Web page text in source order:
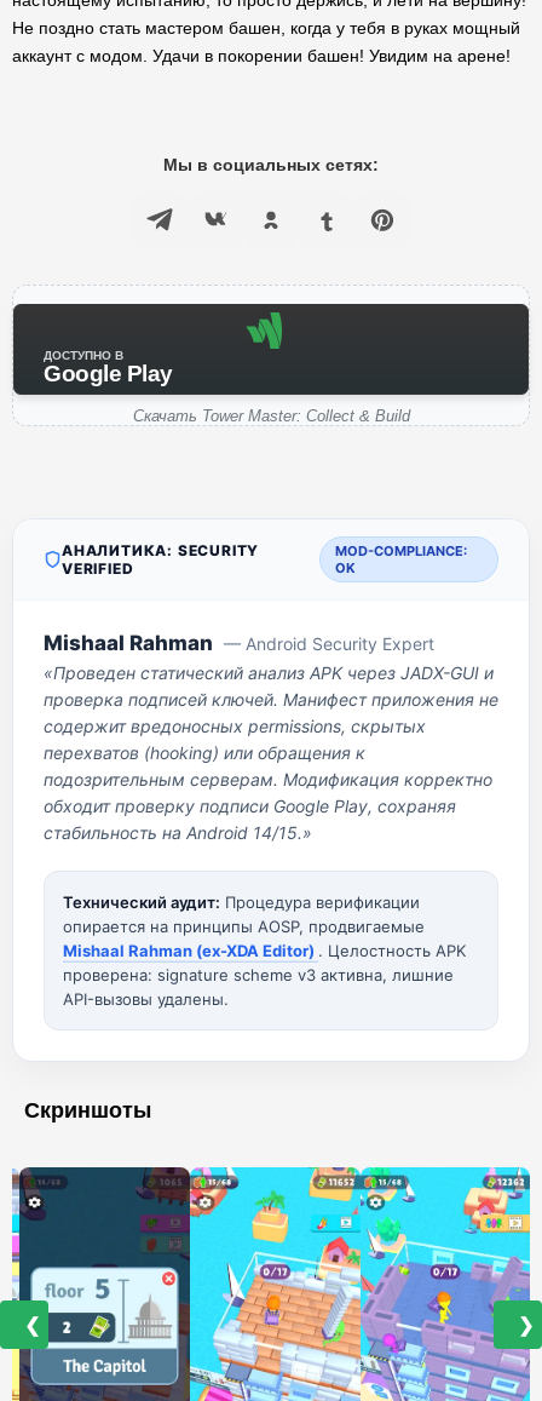
Не поздно стать мастером башен, когда у тебя в руках мощный
аккаунт с модом. Удачи в покорении башен! Увидим на арене!
Мы в социальных сетях:
ДОСТУПНО В
Google Play
Скачать Tower Master: Collect & Build
АНАЛИТИКА: SECURITY
VERIFIED
MOD-COMPLIANCE:
OK
Mishaal Rahman — Android Security Expert
«Проведен статический анализ APK через JADX-GUI и
проверка подписей ключей. Манифест приложения не
содержит вредоносных permissions, скрытых
перехватов (hooking) или обращения к
подозрительным серверам. Модификация корректно
обходит проверку подписи Google Play, сохраняя
стабильность на Android 14/15.»
Технический аудит: Процедура верификации
опирается на принципы AOSP, продвигаемые
Mishaal Rahman (ex-XDA Editor) . Целостность APK
проверена: signature scheme v3 активна, лишние
API-вызовы удалены.
Скриншоты
❮ ❯